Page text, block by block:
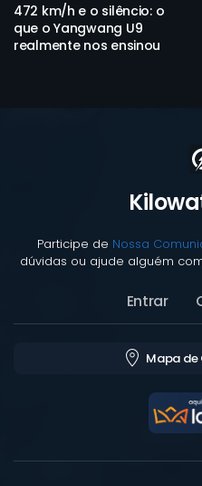
472 km/h e o silêncio: o
que o Yangwang U9
realmente nos ensinou
Participe de Nossa
dúvidas ou ajude alguém
Entrar
Mapa de